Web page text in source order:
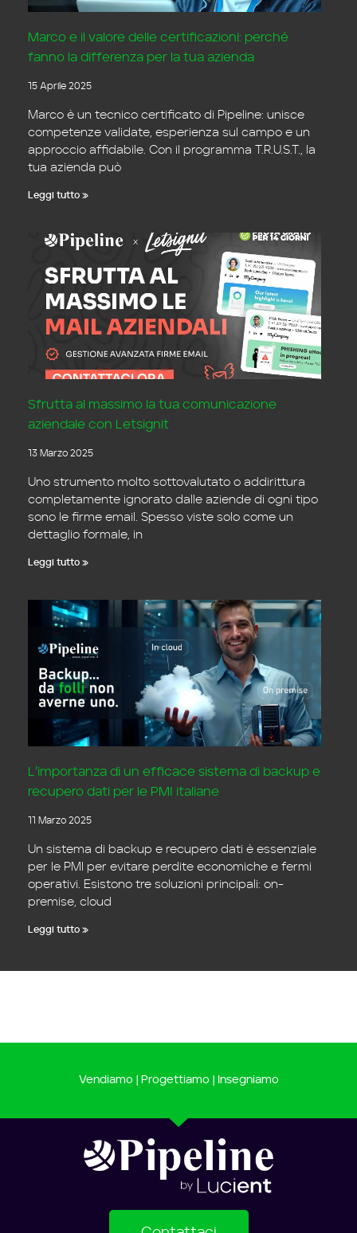
Marco e il valore delle certificazioni: perché
fanno la differenza per la tua azienda
15 Aprile 2025
Marco è un tecnico certificato di Pipeline: unisce
competenze validate, esperienza sul campo e un
approccio affidabile. Con il programma T.R.U.S.T., la
tua azienda può
Leggi tutto »
Sfrutta al massimo la tua comunicazione
aziendale con Letsignit
13 Marzo 2025
Uno strumento molto sottovalutato o addirittura
completamente ignorato dalle aziende di ogni tipo
sono le firme email. Spesso viste solo come un
dettaglio formale, in
Leggi tutto »
L’importanza di un efficace sistema di backup e
recupero dati per le PMI italiane
11 Marzo 2025
Un sistema di backup e recupero dati è essenziale
per le PMI per evitare perdite economiche e fermi
operativi. Esistono tre soluzioni principali: on-
premise, cloud
Leggi tutto »
Vendiamo | Progettiamo | Insegniamo